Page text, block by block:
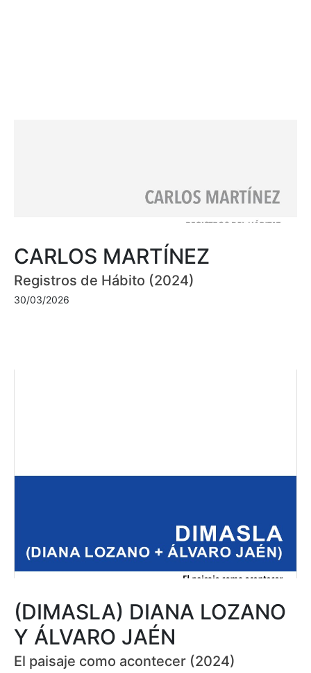
CARLOS MARTÍNEZ
Registros de Hábito (2024)
30/03/2026
(DIMASLA) DIANA LOZANO
Y ÁLVARO JAÉN
El paisaje como acontecer (2024)